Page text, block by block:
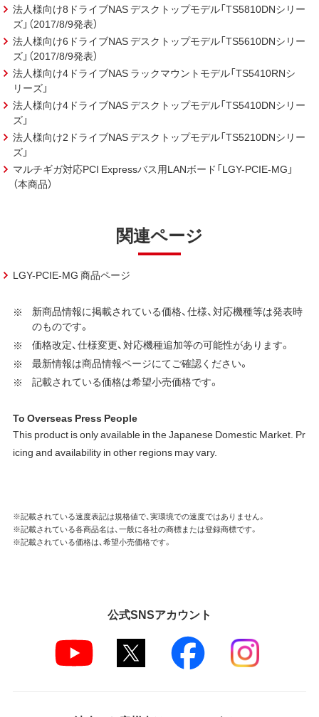
法人様向け8ドライブNAS デスクトップモデル「TS5810DNシリー
ズ」（2017/8/9発表）
法人様向け6ドライブNAS デスクトップモデル「TS5610DNシリー
ズ」（2017/8/9発表）
法人様向け4ドライブNAS ラックマウントモデル「TS5410RNシ
リーズ」
法人様向け4ドライブNAS デスクトップモデル「TS5410DNシリー
ズ」
法人様向け2ドライブNAS デスクトップモデル「TS5210DNシリー
ズ」
マルチギガ対応PCI Expressバス用LANボード「LGY-PCIE-MG」
（本商品）
関連ページ
LGY-PCIE-MG 商品ページ
新商品情報に掲載されている価格、仕様、対応機種等は発表時
のものです。
価格改定、仕様変更、対応機種追加等の可能性があります。
最新情報は商品情報ページにてご確認ください。
記載されている価格は希望小売価格です。
To Overseas Press People
This product is only available in the Japanese Domestic Market. Pr
icing and availability in other regions may vary.
※記載されている速度表記は規格値で、実環境での速度ではありません。
※記載されている各商品名は、一般に各社の商標または登録商標です。
※記載されている価格は、希望小売価格です。
公式SNSアカウント